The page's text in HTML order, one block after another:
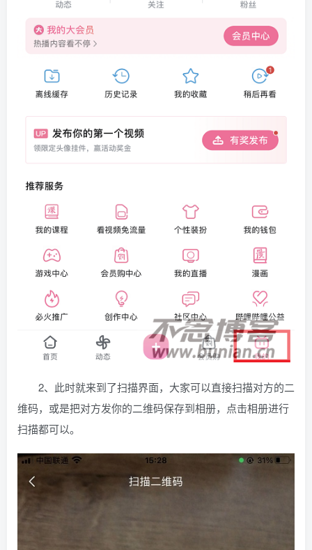
2、此时就来到了扫描界面，大家可以直接扫描对方的二
维码，或是把对方发你的二维码保存到相册，点击相册进行
扫描都可以。